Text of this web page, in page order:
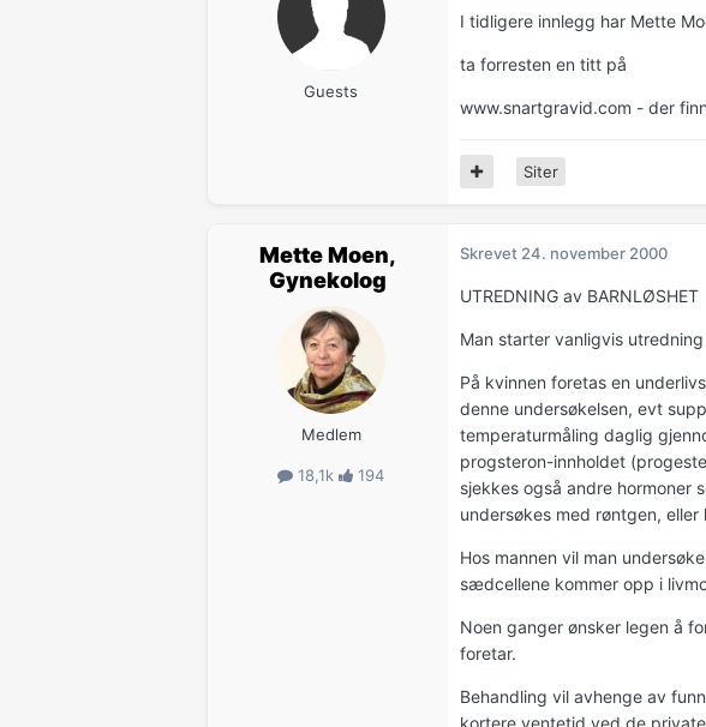
Guests
I tidligere innlegg har Mette
ta forresten en titt på
www.snartgravid.com - der
Siter
Mette Moen,
Gynekolog
Medlem
18,1k 194
Skrevet 24. november 2000
UTREDNING av BARNLØSHET
Man starter vanligvis
På kvinnen foretas en
denne undersøkelsen, evt
temperaturmåling daglig
progsteron-innholdet
sjekkes også andre hormoner
undersøkes med røntgen,
Hos mannen vil man
sædcellene kommer opp i
Noen ganger ønsker legen å
foretar.
Behandling vil avhenge av
kortere ventetid ved de